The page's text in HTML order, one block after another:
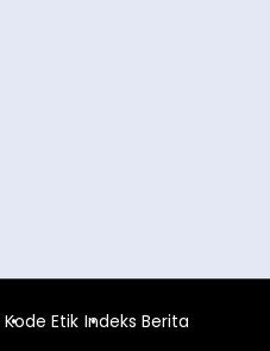
Kode Etik Indeks Berita